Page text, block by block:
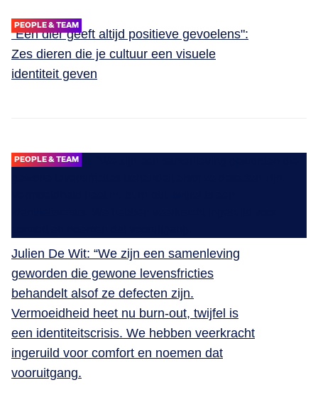
PEOPLE & TEAM
"Een dier geeft altijd positieve gevoelens":
Zes dieren die je cultuur een visuele
identiteit geven
PEOPLE & TEAM
Julien De Wit: “We zijn een samenleving
geworden die gewone levensfricties
behandelt alsof ze defecten zijn.
Vermoeidheid heet nu burn-out, twijfel is
een identiteitscrisis. We hebben veerkracht
ingeruild voor comfort en noemen dat
vooruitgang.